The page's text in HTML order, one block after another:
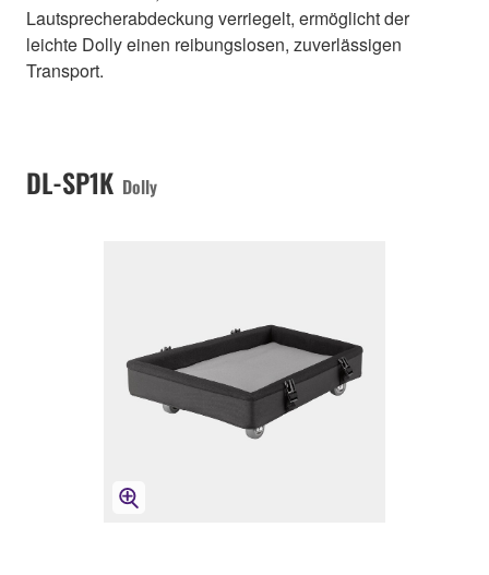
Lautsprecherabdeckung verriegelt, ermöglicht der
leichte Dolly einen reibungslosen, zuverlässigen
Transport.
DL-SP1K Dolly